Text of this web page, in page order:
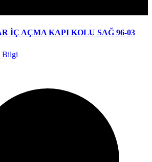
İÇ AÇMA KAPI KOLU SAĞ 96-03
Bilgi